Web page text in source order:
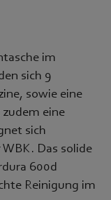
im
sich 9
sowie eine
eine
sich
Das solide
600d
Reinigung im